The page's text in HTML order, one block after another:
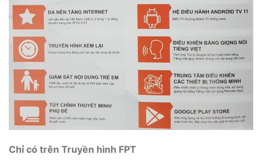
Chỉ có trên Truyền hình FPT